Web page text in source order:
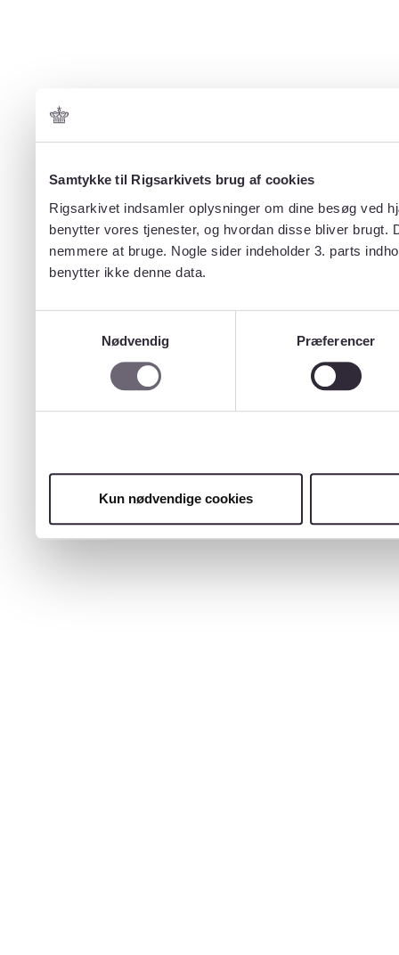
Samtykke til Rigsarkivets brug af cookies
Rigsarkivet indsamler oplysninger om dine besøg ved
benytter vores tjenester, og hvordan disse bliver
nemmere at bruge. Nogle sider indeholder 3. parts
benytter ikke denne data.
Nødvendig
Præferencer
Kun nødvendige cookies